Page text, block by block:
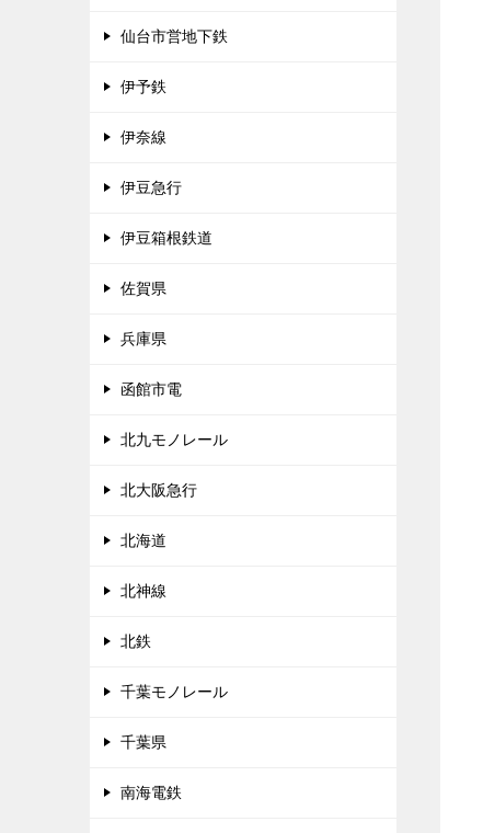
仙台市営地下鉄
伊予鉄
伊奈線
伊豆急行
伊豆箱根鉄道
佐賀県
兵庫県
函館市電
北九モノレール
北大阪急行
北海道
北神線
北鉄
千葉モノレール
千葉県
南海電鉄